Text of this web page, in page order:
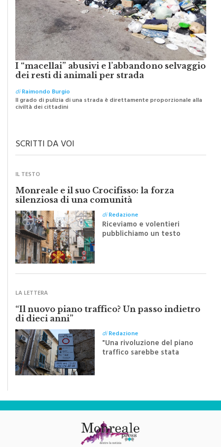
I “macellai” abusivi e l’abbandono selvaggio
dei resti di animali per strada
diRaimondo Burgio
SCRITTI DA VOI
IL TESTO
Monreale e il suo Crocifisso: la forza
silenziosa di una comunità
diRedazione
Riceviamo e volentieri
Sapienza all'indomani della
LA LETTERA
“Il nuovo piano traffico? Un passo indietro
di dieci anni”
diRedazione
"Una rivoluzione del piano